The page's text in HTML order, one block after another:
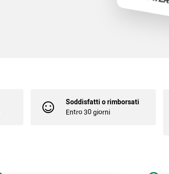
Soddisfatti o rimborsati
Entro 30 giorni